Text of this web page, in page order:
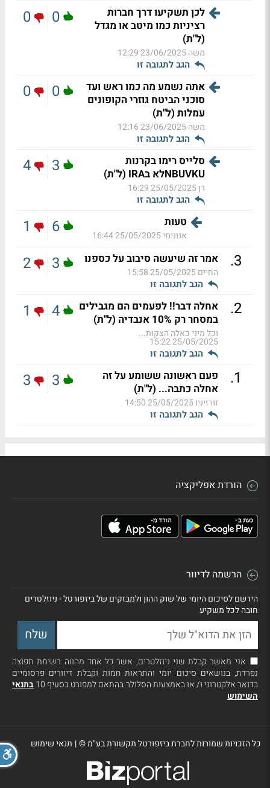
לכן תשקיעו דרך חברות
רציניות כמו מיטב או מגדל
(ל"ת)
משה23/06/2025 12:29
הגב לתגובה זו
0
0
אתה נשמע מה כמו ראש ועד
סוכני הביטח גוזרי הקופונים
עמלות (ל"ת)
משה23/06/2025 12:16
הגב לתגובה זו
0
0
סלייס רימו בקרנות
NBUVKUלא בIRA (ל"ת)
רן25/05/2025 16:29
הגב לתגובה זו
3
4
טעות
אנונימי25/05/2025 16:44
6
1
3
. אמר זה שיעשה סיבוב על כספנו
החיים25/05/2025 15:58
הגב לתגובה זו
3
2
2
.
אחלה דבר!! לפעמים הם מגבילים
במסחר רק 10% אנבדיה (ל"ת)
וכל מיני כאלה הצקות...
25/05/2025 15:22
הגב לתגובה זו
4
1
1
.
פעם ראשונה ששומע על זה
אחלה כתבה... (ל"ת)
זורזיניו25/05/2025 14:50
הגב לתגובה זו
3
3
הורדת אפליקציה
הרשמה לדיוור
הירשם לסיכום היומי של שוק ההון ולמבזקים של ביזפורטל - ניוזלטרים
חובה לכל משקיע
אני מאשר קבלת שני ניוזלטרים, אשר כל אחד מהווה רשימת תפוצה
נפרדת, בנושאים סיכום יומי והתראות חמות וקבלת דיוורים פרסומיים
בדואר אלקטרוני ו/ או באמצעות הסלולר בהתאם למפורט בסעיף 10
בתנאי
השימוש
כל הזכויות שמורות לחברת ביזפורטל תקשורת בע"מ ©| תנאי שימוש